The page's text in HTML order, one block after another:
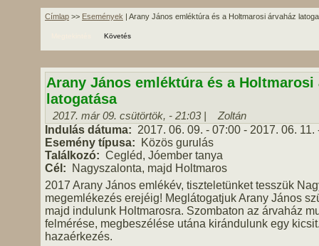
Címlap >> Események | Arany János emléktúra és a Holtmarosi árvaház
Követés
Arany János emléktúra és a Holtmarosi
latogatása
2017. már 09. csütörtök, - 21:03 | Zoltán
Indulás dátuma: 2017. 06. 09. - 07:00 - 2017. 06. 11.
Esemény típusa:
Közös gurulás
Találkozó: Cegléd, Jóember tanya
Cél:
Nagyszalonta, majd Holtmaros
2017 Arany János emlékév, tiszteletünket tesszük
megemlékezés erejéig! Meglátogatjuk Arany János
majd indulunk Holtmarosra. Szombaton az árvaház
felmérése, megbeszélése utána kirándulunk egy
hazaérkezés.